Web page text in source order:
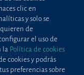
cookies
Seguridad de la
generales de
clic en
y solo se
de
el uso de
la Política de cookies
cookies y podrás
preferencias sobre